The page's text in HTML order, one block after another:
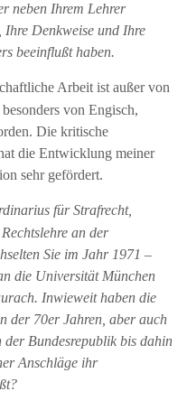
neben Ihrem Lehrer
Denkweise und Ihre
beeinflußt haben.
Arbeit ist außer von
von Engisch,
Die kritische
die Entwicklung meiner
sehr gefördert.
für Strafrecht,
an der
Sie im Jahr 1971 –
die Universität München
Inwieweit haben die
der 70er Jahren, aber auch
Bundesrepublik bis dahin
Anschläge ihr